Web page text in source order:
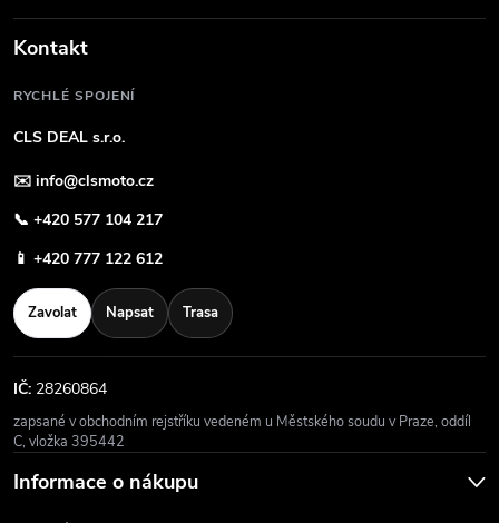
Kontakt
RYCHLÉ SPOJENÍ
CLS DEAL s.r.o.
✉️ info@clsmoto.cz
📞 +420 577 104 217
📱 +420 777 122 612
Zavolat Napsat Trasa
IČ: 28260864
zapsané v obchodním rejstříku vedeném u Městského soudu v Praze, oddíl
C, vložka 395442
Informace o nákupu